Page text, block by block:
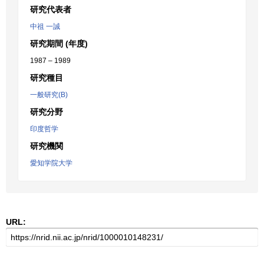
研究代表者
中祖 一誠
研究期間 (年度)
1987 – 1989
研究種目
一般研究(B)
研究分野
印度哲学
研究機関
愛知学院大学
URL: